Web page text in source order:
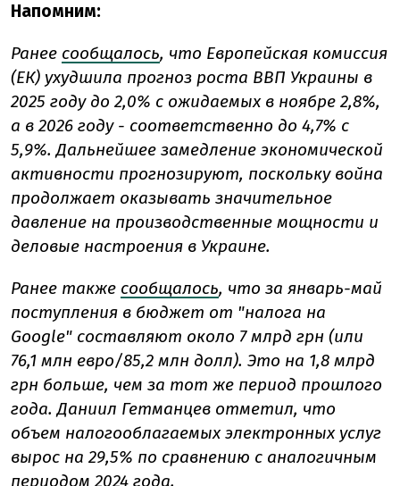
Напомним:
Ранее сообщалось, что Европейская комиссия
(ЕК) ухудшила прогноз роста ВВП Украины в
2025 году до 2,0% с ожидаемых в ноябре 2,8%,
а в 2026 году - соответственно до 4,7% с
5,9%. Дальнейшее замедление экономической
активности прогнозируют, поскольку война
продолжает оказывать значительное
давление на производственные мощности и
деловые настроения в Украине.
Ранее также сообщалось, что за январь-май
поступления в бюджет от "налога на
Google" составляют около 7 млрд грн (или
76,1 млн евро/85,2 млн долл). Это на 1,8 млрд
грн больше, чем за тот же период прошлого
года. Даниил Гетманцев отметил, что
объем налогооблагаемых электронных услуг
вырос на 29,5% по сравнению с аналогичным
периодом 2024 года.